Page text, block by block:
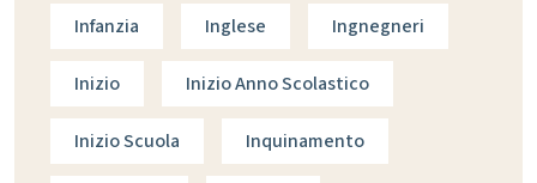
Infanzia Inglese Ingnegneri
Inizio Inizio Anno Scolastico
Inizio Scuola Inquinamento